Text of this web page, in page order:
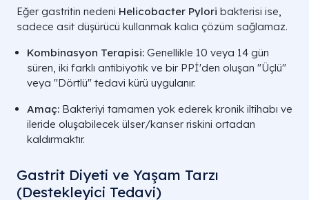
Eğer gastritin nedeni Helicobacter Pylori bakterisi ise,
sadece asit düşürücü kullanmak kalıcı çözüm sağlamaz.
Kombinasyon Terapisi: Genellikle 10 veya 14 gün
süren, iki farklı antibiyotik ve bir PPİ'den oluşan "Üçlü"
veya "Dörtlü" tedavi kürü uygulanır.
Amaç: Bakteriyi tamamen yok ederek kronik iltihabı ve
ileride oluşabilecek ülser/kanser riskini ortadan
kaldırmaktır.
Gastrit Diyeti ve Yaşam Tarzı
(Destekleyici Tedavi)